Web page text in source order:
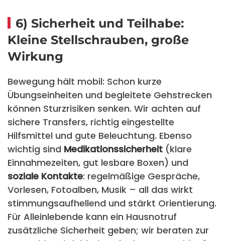
6) Sicherheit und Teilhabe:
Kleine Stellschrauben, große
Wirkung
Bewegung hält mobil: Schon kurze
Übungseinheiten und begleitete Gehstrecken
können Sturzrisiken senken. Wir achten auf
sichere Transfers, richtig eingestellte
Hilfsmittel und gute Beleuchtung. Ebenso
wichtig sind Medikationssicherheit (klare
Einnahmezeiten, gut lesbare Boxen) und
soziale Kontakte: regelmäßige Gespräche,
Vorlesen, Fotoalben, Musik – all das wirkt
stimmungsaufhellend und stärkt Orientierung.
Für Alleinlebende kann ein Hausnotruf
zusätzliche Sicherheit geben; wir beraten zur